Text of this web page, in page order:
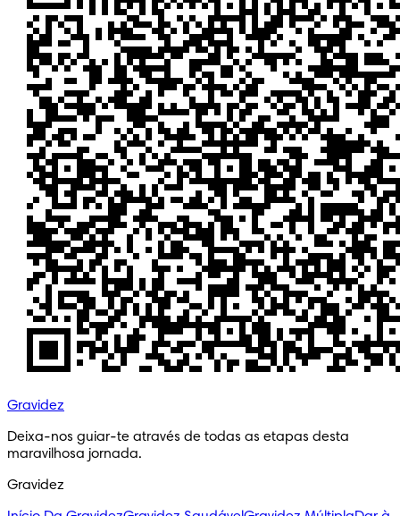
Gravidez
Deixa-nos guiar-te através de todas as etapas desta
maravilhosa jornada.
Gravidez